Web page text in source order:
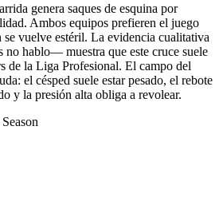
genera saques de esquina por
Ambos equipos prefieren el juego
se vuelve estéril. La evidencia cualitativa
hablo— muestra que este cruce suele
de la Liga Profesional. El campo del
el césped suele estar pesado, el rebote
y la presión alta obliga a revolear.